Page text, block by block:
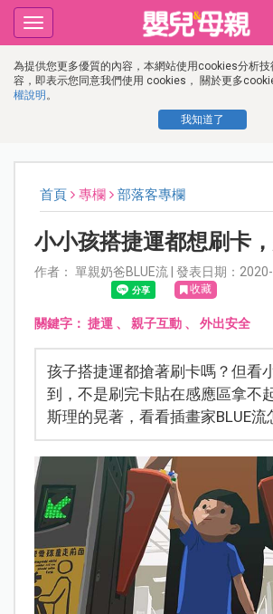
為提供您更多優質的內容，本網站使用cookies分析
容，即表示您同意我們使用 cookies， 關於更多
權說明 。
我知道了
Toggle
navigation
首頁 專欄 部落客專欄
小小孩搭捷運都想刷卡
作者： 單親奶爸BLUE流 | 發表日期：
收藏
關鍵字： 捷運、 親子互動、 外出安全
孩子搭捷運都搶著刷卡嗎？但看
到，不是刷完卡貼在感應區拿不
斯理的晃著，看看插畫家BLUE流